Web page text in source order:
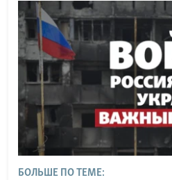
БОЛЬШЕ ПО ТЕМЕ: